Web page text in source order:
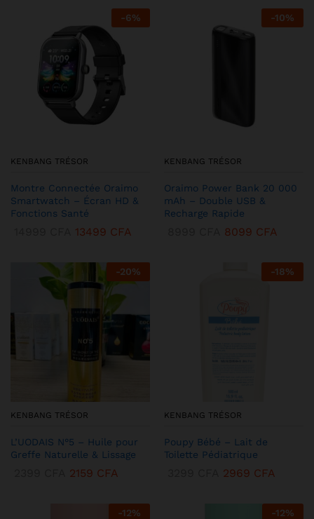
-6%
KENBANG TRÉSOR
Montre Connectée Oraimo
Smartwatch – Écran HD &
Fonctions Santé
13499 CFA
-10%
KENBANG TRÉSOR
Oraimo Power Bank 20 000
mAh – Double USB &
Recharge Rapide
8099 CFA
-20%
KENBANG TRÉSOR
L’UODAIS N°5 – Huile pour
Greffe Naturelle & Lissage
2159 CFA
-18%
KENBANG TRÉSOR
Poupy Bébé – Lait de
Toilette Pédiatrique
2969 CFA
-12% -12%